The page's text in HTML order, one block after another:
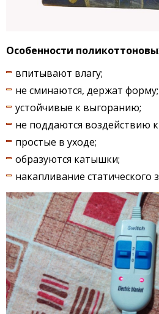
Особенности
впитывают влагу;
не сминаются, держат форму;
устойчивые к выгоранию;
не поддаются воздействию
простые в уходе;
образуются катышки;
накапливание статического